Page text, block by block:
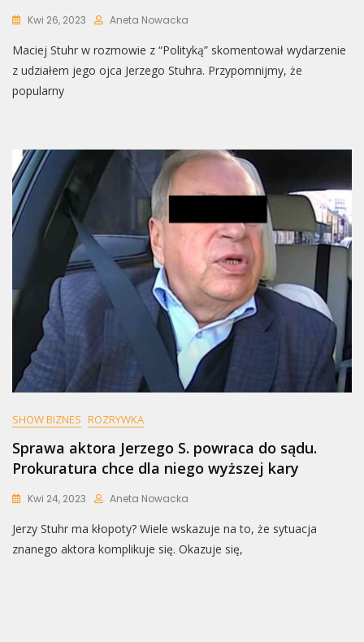
Kwi 26, 2023 Aneta Nowacka
Maciej Stuhr w rozmowie z “Polityką” skomentował wydarzenie
z udziałem jego ojca Jerzego Stuhra. Przypomnijmy, że
popularny
SHOW BIZNES ROZRYWKA
Sprawa aktora Jerzego S. powraca do sądu.
Prokuratura chce dla niego wyższej kary
Kwi 24, 2023 Aneta Nowacka
Jerzy Stuhr ma kłopoty? Wiele wskazuje na to, że sytuacja
znanego aktora komplikuje się. Okazuje się,